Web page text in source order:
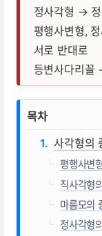
정사각형 →
평행사변형,
서로 반대로
등변사다리꼴
사각형의
목차
사각형의
평행사변
직사각형
마름모의
정사각형